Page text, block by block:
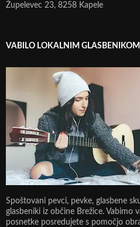
Župelevec 23, 8258 Kapele
VABILO LOKALNIM GLASBENIKOM
Spoštovani pevci, pevke, glasbene
glasbeniki iz občine Brežice. Vabimo
posnetke posredujete s pomočjo